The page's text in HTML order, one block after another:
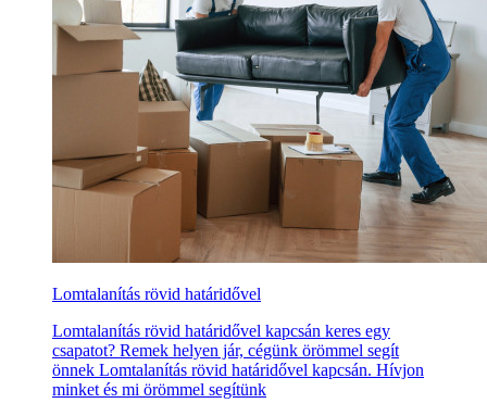
Lomtalanítás rövid határidővel
Lomtalanítás rövid határidővel kapcsán keres egy
csapatot? Remek helyen jár, cégünk örömmel segít
önnek Lomtalanítás rövid határidővel kapcsán. Hívjon
minket és mi örömmel segítünk